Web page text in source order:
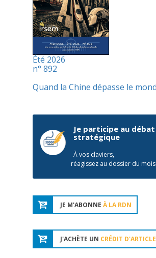
Été 2026
n° 892
Quand la Chine dépasse le
Je participe au débat
stratégique
À vos claviers,
réagissez au dossier du mois
JE M'ABONNE À LA RDN
J'ACHÈTE UN CRÉDIT